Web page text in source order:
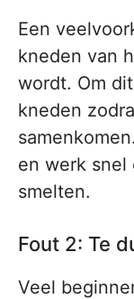
Een
kneden van
wordt. Om
kneden
samenkomen.
en werk
smelten.
Fout 2: Te
Veel